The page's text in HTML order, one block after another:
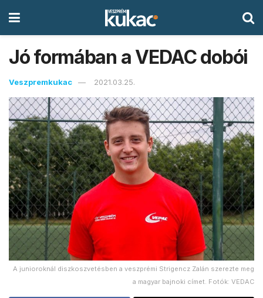
Jó formában a VEDAC dobói
Veszpremkukac 2021.03.25.
A junioroknál diszkoszvetésben a veszprémi Strigencz Zalán szerezte meg
a magyar bajnoki címet. Fotók: VEDAC